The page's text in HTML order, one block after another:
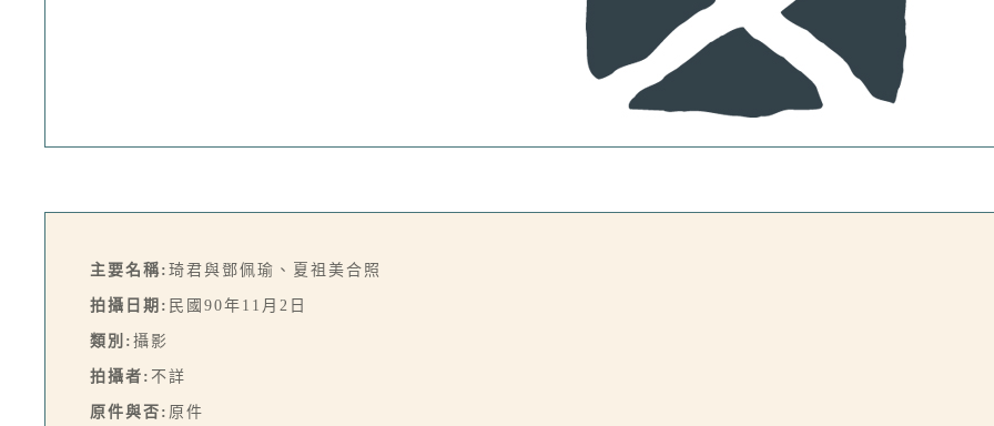
主要名稱: 琦君與鄧佩瑜、夏祖美合照
拍攝日期: 民國90年11月2日
類別: 攝影
拍攝者: 不詳
原件與否: 原件